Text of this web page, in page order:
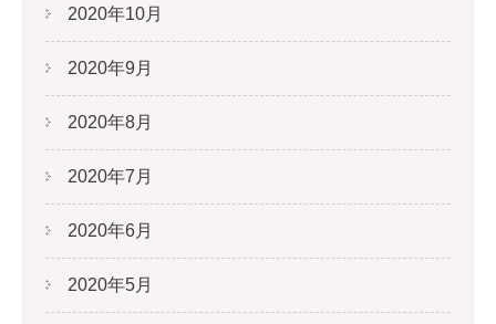
2020年10月
2020年9月
2020年8月
2020年7月
2020年6月
2020年5月